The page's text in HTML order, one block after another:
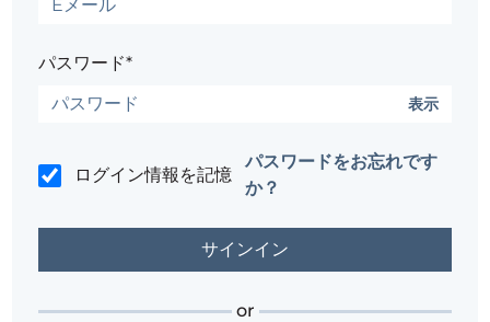
パスワード*
表示
ログイン情報を記憶
パスワードをお忘れです
か？
or